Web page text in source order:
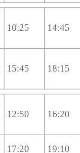
10:25 14:45
15:45 18:15
12:50 16:20
17:20 19:10